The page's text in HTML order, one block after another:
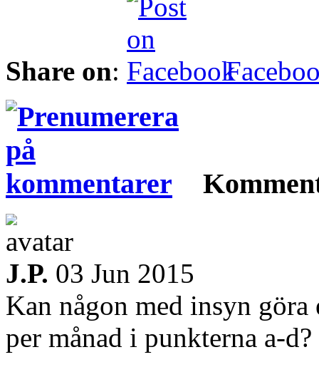
Share on:
J.P. 03 Jun 2015
Kan någon med insyn
per månad i punkterna a-d?